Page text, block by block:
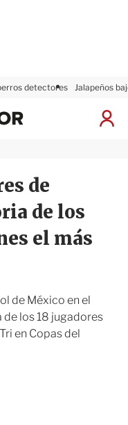
detectores Jalapeños
I
x
i
r
de
de los
el más
de México en el
de los 18 jugadores
en Copas del